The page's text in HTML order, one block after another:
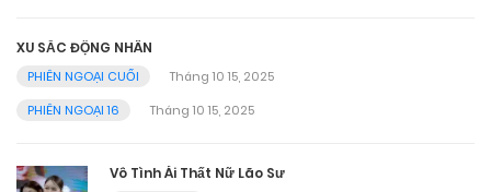
XU SẮC ĐỘNG NHÂN
PHIÊN NGOẠI CUỐI
Tháng 10 15, 2025
PHIÊN NGOẠI 16
Tháng 10 15, 2025
Vô Tình Ái Thất Nữ Lão Sư